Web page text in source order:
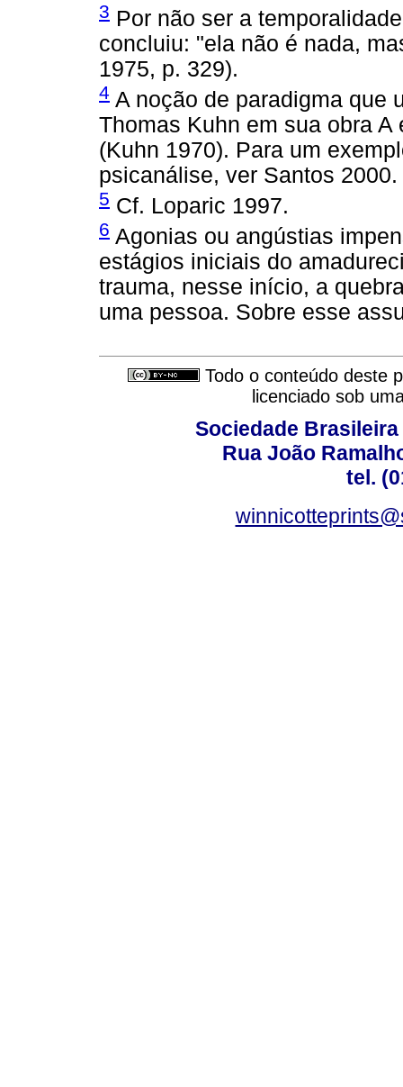
3 Por não ser a
concluiu: "ela não é nada,
1975, p. 329).
4 A noção de paradigma que
Thomas Kuhn em sua obra
(Kuhn 1970). Para um
psicanálise, ver Santos 2000.
5 Cf. Loparic 1997.
6 Agonias ou angústias
estágios iniciais do
trauma, nesse início, a
uma pessoa. Sobre esse
Todo o conteúdo deste
licenciado sob
Sociedade
Rua João
tel.